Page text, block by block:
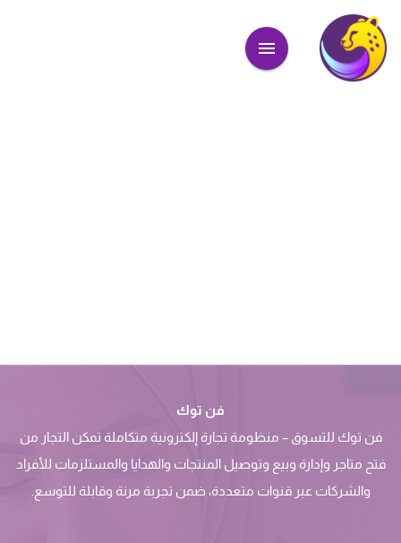
فن توك
فن توك للتسوق – منظومة تجارة إلكترونية متكاملة تمكن التجار من
فتح متاجر وإدارة وبيع وتوصيل المنتجات والهدايا والمستلزمات للأفراد
والشركات عبر قنوات متعددة، ضمن تجربة مرنة وقابلة للتوسع.